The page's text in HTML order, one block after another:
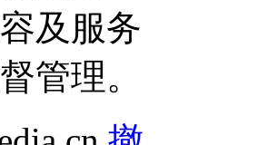
及服务
管理。